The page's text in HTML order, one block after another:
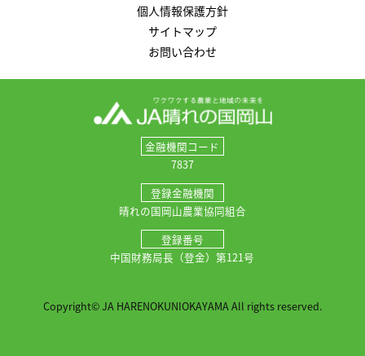
個人情報保護方針
サイトマップ
お問い合わせ
金融機関コード
7837
登録金融機関
晴れの国岡山農業協同組合
登録番号
中国財務局長（登金）第121号
Copyright© JA HARENOKUNIOKAYAMA All rights reserved.